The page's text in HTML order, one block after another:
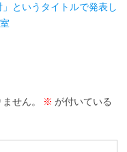
というタイトルで発表し
せん。 ※ が付いている